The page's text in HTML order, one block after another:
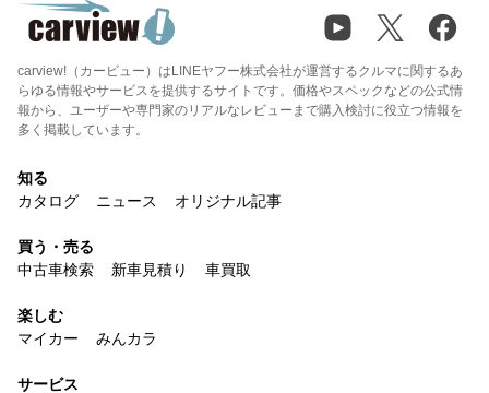
carview!（カービュー）はLINEヤフー株式会社が運営するクルマに関するあ
らゆる情報やサービスを提供するサイトです。価格やスペックなどの公式情
報から、ユーザーや専門家のリアルなレビューまで購入検討に役立つ情報を
多く掲載しています。
知る
カタログ
ニュース オリジナル記事
買う・売る
中古車検索
新車見積り 車買取
楽しむ
マイカー
みんカラ
サービス